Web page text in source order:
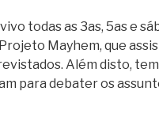
todas as 3as, 5as e
Mayhem, que
Além disto,
para debater os